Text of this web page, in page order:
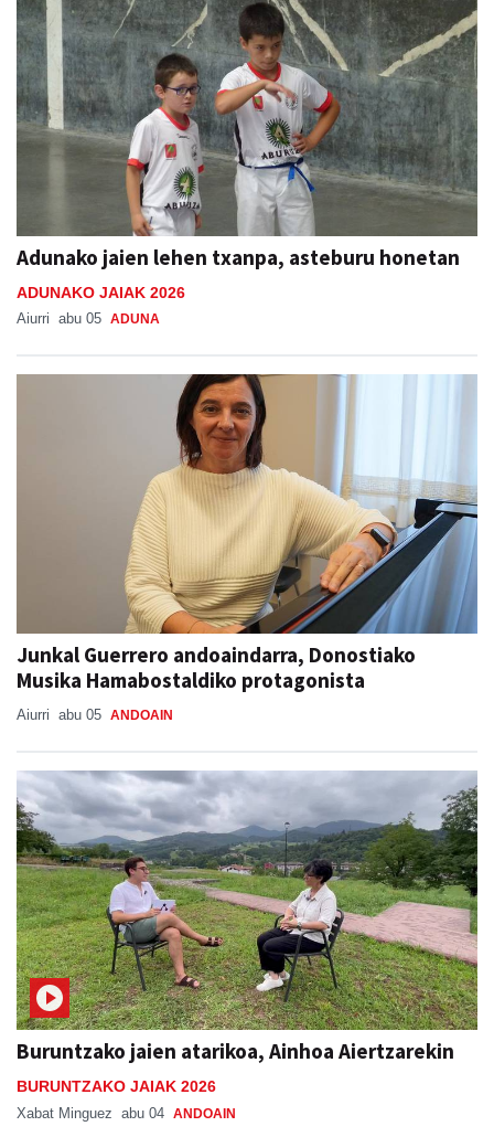
Adunako jaien lehen txanpa, asteburu honetan
ADUNAKO JAIAK 2026
Aiurri abu 05 ADUNA
Junkal Guerrero andoaindarra, Donostiako
Musika Hamabostaldiko protagonista
Aiurri abu 05 ANDOAIN
Buruntzako jaien atarikoa, Ainhoa Aiertzarekin
BURUNTZAKO JAIAK 2026
Xabat Minguez abu 04 ANDOAIN